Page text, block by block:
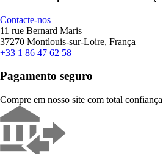
Contacte-nos
11 rue Bernard Maris
37270 Montlouis-sur-Loire, França
+33 1 86 47 62 58
Pagamento seguro
Compre em nosso site com total confiança